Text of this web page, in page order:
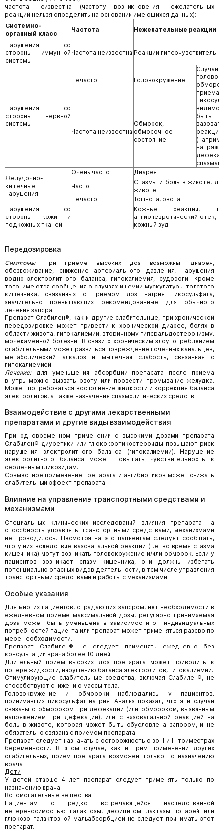
частота неизвестна (частоту возникновения нежелательных
реакций нельзя определить на основании имеющихся данных):
Системно-
органный класс
Частота Нежелательные реакции
Нарушения со
стороны иммунной
системы
Частота неизвестна Реакции
Нарушения со
стороны нервной
системы
Нечасто Головокружение
Случаи
быть
Частота неизвестна
Обморок,
обморочное
состояние
Желудочно-
кишечные
нарушения
Очень часто
Диарея
Часто
Спазмы и боль в животе,
животе
Нечасто
Тошнота, рвота
Нарушения со
стороны кожи и
подкожных тканей
Кожные реакции,
ангионевротический
кожный зуд
Передозировка
Симптомы: при приеме высоких доз возможны:
диарея,
обезвоживание, снижение артериального давления, нарушения
водно-электролитного баланса, гипокалиемия, судороги. Кроме
того, имеются сообщения о случаях ишемии мускулатуры толстого
кишечника, связанных с приемом доз натрия пикосульфата,
значительно превышающих рекомендованные для обычного
лечения запора.
Препарат Слабилен®, как и другие слабительные, при хронической
передозировке может привести к хронической диарее, болях в
области живота, гипокалиемии, вторичному гиперальдостеронизму,
мочекаменной болезни. В связи с хроническим злоупотреблением
слабительными может развиться повреждение почечных канальцев,
метаболический алкалоз и мышечная слабость, связанная с
гипокалиемией.
Лечение: для уменьшения абсорбции препарата после приема
внутрь можно вызвать рвоту или провести промывание желудка.
Может потребоваться восполнение жидкости и коррекция баланса
электролитов, а также назначение спазмолитических средств.
Взаимодействие с другими лекарственными
препаратами и другие виды взаимодействия
При одновременном применении с высокими дозами препарата
Слабилен® диуретики или глюкокортикостероиды повышают риск
нарушения электролитного баланса (гипокалиемии). Нарушение
электролитного баланса может повышать чувствительность к
сердечным гликозидам.
Совместное применение препарата и антибиотиков может снижать
слабительный эффект препарата.
Влияние на управление транспортными средствами и
механизмами
Специальных клинических исследований влияния препарата на
способность управлять транспортными средствами, механизмами
не проводилось. Несмотря на это пациентам следует сообщать,
что у них вследствие вазовагальной реакции (т.е. во время спазма
кишечника) могут возникать головокружение и/или обморок. Если у
пациентов возникает спазм кишечника, они должны избегать
потенциально опасных видов деятельности, в том числе управления
транспортными средствами и работы с механизмами.
Особые указания
Для многих пациентов, страдающих запором, нет необходимости в
ежедневном приеме максимальной дозы, регулярно принимаемая
доза может быть уменьшена в зависимости от индивидуальных
потребностей пациента или препарат может применяться разово по
мере необходимости.
Препарат Слабилен® не следует применять ежедневно без
консультации врача более 10 дней.
Длительный прием высоких доз препарата может приводить к
потере жидкости, нарушению баланса электролитов, гипокалиемии.
Стимулирующие слабительные средства, включая Слабилен®, не
способствуют снижению массы тела.
Головокружение и обмороки наблюдались у пациентов,
принимавших пикосульфат натрия. Анализ показал, что эти случаи
связаны с обмороком при дефекации (или обмороком, вызванным
напряжением при дефекации), или с вазовагальной реакцией на
боль в животе, которая может быть обусловлена запором, и не
обязательно связана с приемом препарата.
Препарат следует назначать с осторожностью во II и III триместрах
беременности. В этом случае, как и прим применении других
слабительных, прием препарата возможен только по назначению
врача.
Дети
У детей старше 4 лет препарат следует применять только по
назначению врача.
Вспомогательные вещества
Пациентам с редко встречающейся наследственной
непереносимостью галактозы, дефицитом лактазы лопарей или
глюкозо-галактозной мальабсорбцией не следует принимать этот
препарат.